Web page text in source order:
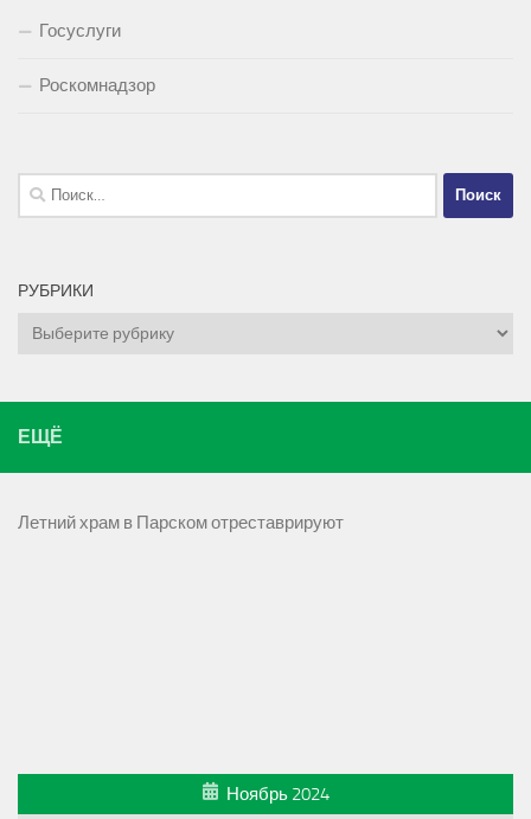
Госуслуги
Роскомнадзор
Найти:
РУБРИКИ
Рубрики
ЕЩЁ
Летний храм в Парском отреставрируют
Ноябрь 2024